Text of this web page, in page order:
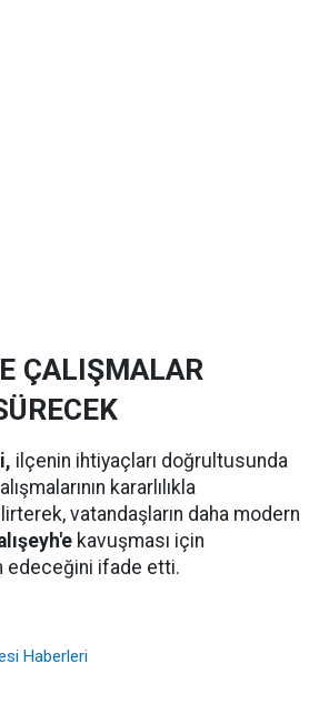
ÇALIŞMALAR
ilçenin ihtiyaçları doğrultusunda
kararlılıkla
vatandaşların daha modern
kavuşması için
edeceğini ifade etti.
Haberleri